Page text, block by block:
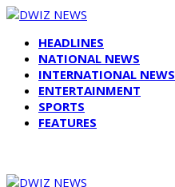
HEADLINES
NATIONAL NEWS
INTERNATIONAL NEWS
ENTERTAINMENT
SPORTS
FEATURES